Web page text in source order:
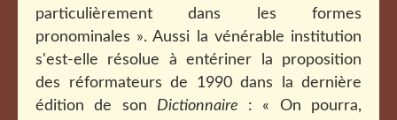
particulièrement dans les formes
pronominales ». Aussi la vénérable institution
s'est-elle résolue à entériner la proposition
des réformateurs de 1990 dans la dernière
édition de son Dictionnaire : « On pourra,